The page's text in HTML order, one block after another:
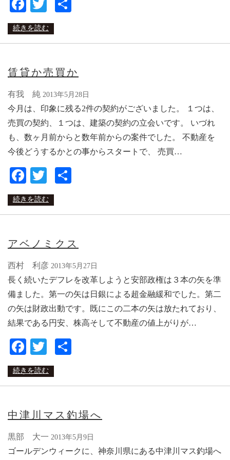
Facebook
Twitter
続きを読む
賃貸か売買か
有我 純 2013年5月28日
今月は、印象に残る2件の契約がございました。 １つは、
売買の契約、１つは、建築の契約の立会いです。 いづれ
も、数ヶ月前からと数年前からの案件でした。 不動産を
今後どうするかとの事からスタートで、 売買…
Facebook
Twitter
続きを読む
アベノミクス
西村 利彦 2013年5月27日
長く続いたデフレを改革しようと安部政権は３本の矢を準
備ました。第一の矢は日銀による超金融緩和でした。第二
の矢は財政出動です。既にこの二本の矢は放たれており、
結果である円安、株高そして不動産の値上がりが…
Facebook
Twitter
続きを読む
中津川マス釣場へ
黒部 大一 2013年5月9日
ゴールデンウィークに、神奈川県にある中津川マス釣場へ